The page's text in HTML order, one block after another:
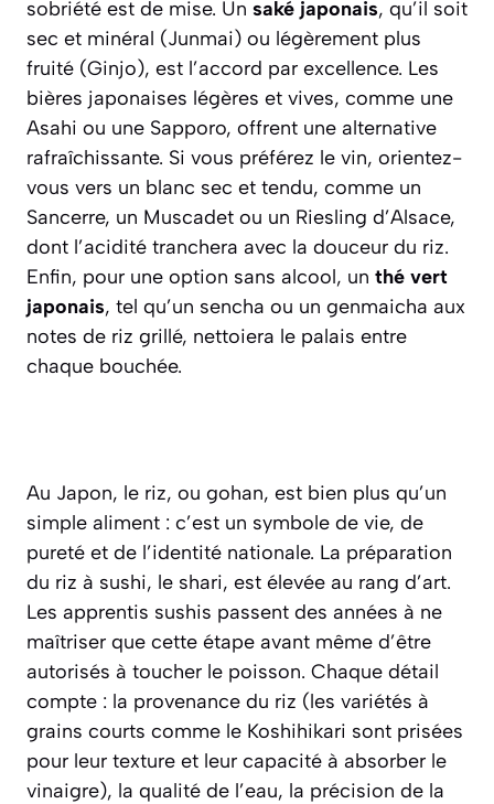
sobriété est de mise. Un saké japonais, qu’il soit
sec et minéral (Junmai) ou légèrement plus
fruité (Ginjo), est l’accord par excellence. Les
bières japonaises légères et vives, comme une
Asahi ou une Sapporo, offrent une alternative
rafraîchissante. Si vous préférez le vin, orientez-
vous vers un blanc sec et tendu, comme un
Sancerre, un Muscadet ou un Riesling d’Alsace,
dont l’acidité tranchera avec la douceur du riz.
Enfin, pour une option sans alcool, un thé vert
japonais, tel qu’un sencha ou un genmaicha aux
notes de riz grillé, nettoiera le palais entre
chaque bouchée.
Au Japon, le riz, ou gohan, est bien plus qu’un
simple aliment : c’est un symbole de vie, de
pureté et de l’identité nationale. La préparation
du riz à sushi, le shari, est élevée au rang d’art.
Les apprentis sushis passent des années à ne
maîtriser que cette étape avant même d’être
autorisés à toucher le poisson. Chaque détail
compte : la provenance du riz (les variétés à
grains courts comme le Koshihikari sont prisées
pour leur texture et leur capacité à absorber le
vinaigre), la qualité de l’eau, la précision de la